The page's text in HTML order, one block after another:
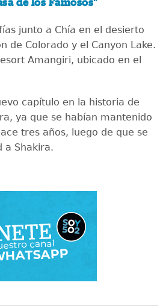
de los Famosos"
junto a Chía en el desierto
de Colorado y el Canyon Lake.
Amangiri, ubicado en el
capítulo en la historia de
ya que se habían mantenido
tres años, luego de que se
a Shakira.